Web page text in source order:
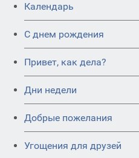
Календарь
C днем рождения
Привет, как дела?
Дни недели
Добрые пожелания
Угощения для друзей